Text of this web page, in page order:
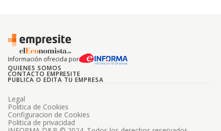
Información ofrecida por
QUIENES SOMOS
CONTACTO EMPRESITE
PUBLICA O EDITA TU EMPRESA
Legal
Politica de Cookies
Configuracion de Cookies
Politica de privacidad